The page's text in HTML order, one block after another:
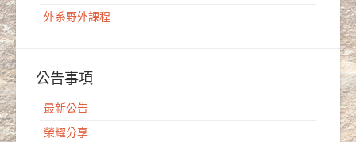
外系野外課程
公告事項
最新公告
榮耀分享